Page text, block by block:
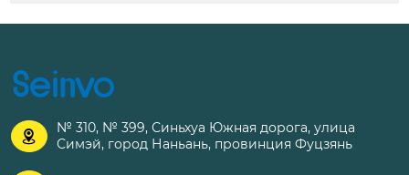

№ 310, № 399, Синьхуа Южная дорога, улица
Симэй, город Наньань, провинция Фуцзянь